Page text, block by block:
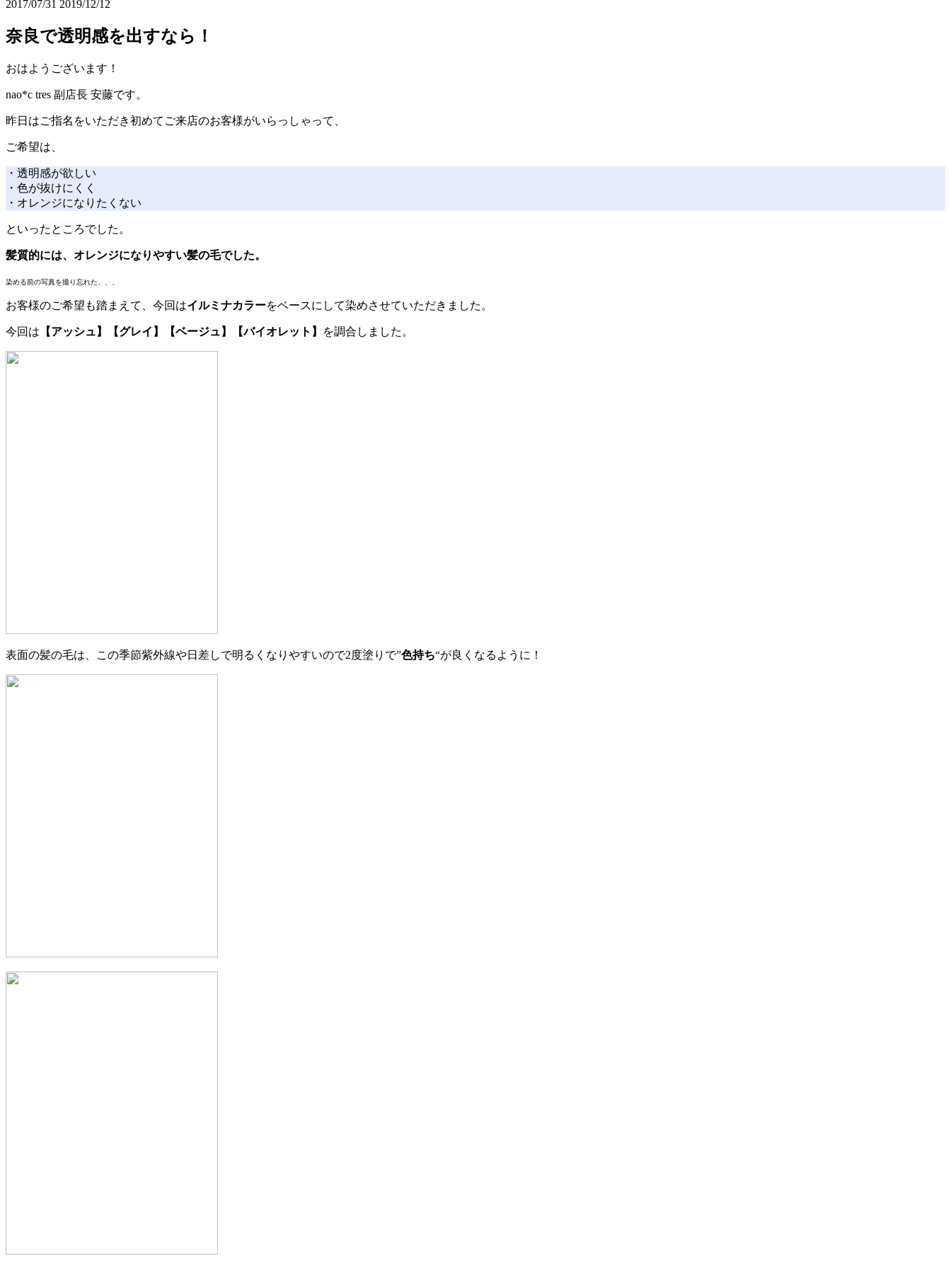
2017/07/31 2019/12/12
奈良で透明感を出すなら！
おはようございます！
nao*c tres 副店長 安藤です。
昨日はご指名をいただき初めてご来店のお客様がいらっしゃって、
ご希望は、
・透明感が欲しい
・色が抜けにくく
・オレンジになりたくない
といったところでした。
髪質的には、オレンジになりやすい髪の毛でした。
染める前の写真を撮り忘れた、、、
お客様のご希望も踏まえて、今回はイルミナカラーをベースにして染めさせていただきました。
今回は 【アッシュ】【グレイ】【ベージュ】【バイオレット】 を調合しました。
表面の髪の毛は、この季節紫外線や日差しで明るくなりやすいので2度塗りで”色持ち“が良くなるように！